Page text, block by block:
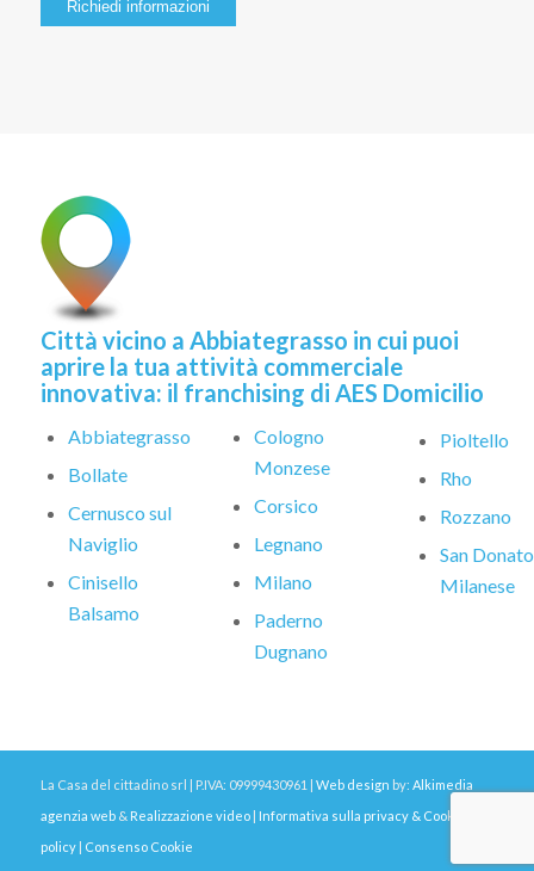
Città vicino a Abbiategrasso in cui puoi
aprire la tua attività commerciale
innovativa: il franchising di AES Domicilio
Abbiategrasso
Bollate
Cernusco sul
Naviglio
Cinisello
Balsamo
Cologno
Monzese
Corsico
Legnano
Milano
Paderno
Dugnano
Pioltello
Rho
Rozzano
San Donato
Milanese
La Casa del cittadino srl | P.IVA: 09999430961 | Web design by: Alkimedia
agenzia web& Realizzazione video|
Informativa sulla privacy & Cookie
policy| Consenso Cookie